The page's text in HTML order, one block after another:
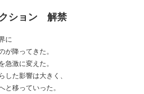
ション 解禁
に
が降ってきた。
急激に変えた。
した影響は大きく、
と移っていった。